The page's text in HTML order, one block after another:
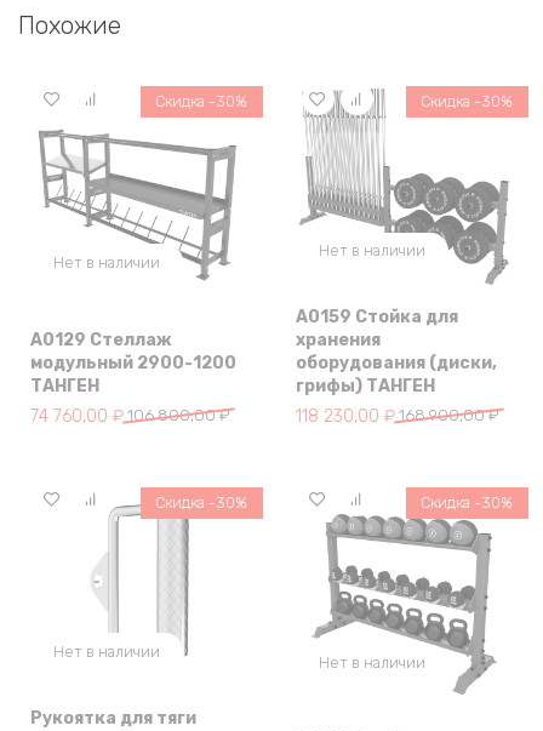
Похожие
Нет в наличии
Скидка -30%
A0129 Стеллаж
модульный 2900-1200
ТАНГЕН
106 800,00₽
Первоначальная цена составляла 106 800,00 ₽.
74 760,00 ₽
Текущая цена: 74 760,00 ₽.
Нет в наличии
Скидка -30%
A0159 Стойка для
хранения
оборудования (диски,
грифы) ТАНГЕН
168 900,00₽
Первоначальная цена
118 230,00 ₽
Текущая цена: 118 230,00 ₽.
Нет в наличии
Скидка -30%
Рукоятка для тяги
Нет в наличии
Скидка -30%